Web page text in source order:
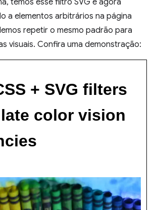
temos esse filtro SVG e agora
a elementos arbitrários na página
repetir o mesmo padrão para
visuais. Confira uma demonstração: